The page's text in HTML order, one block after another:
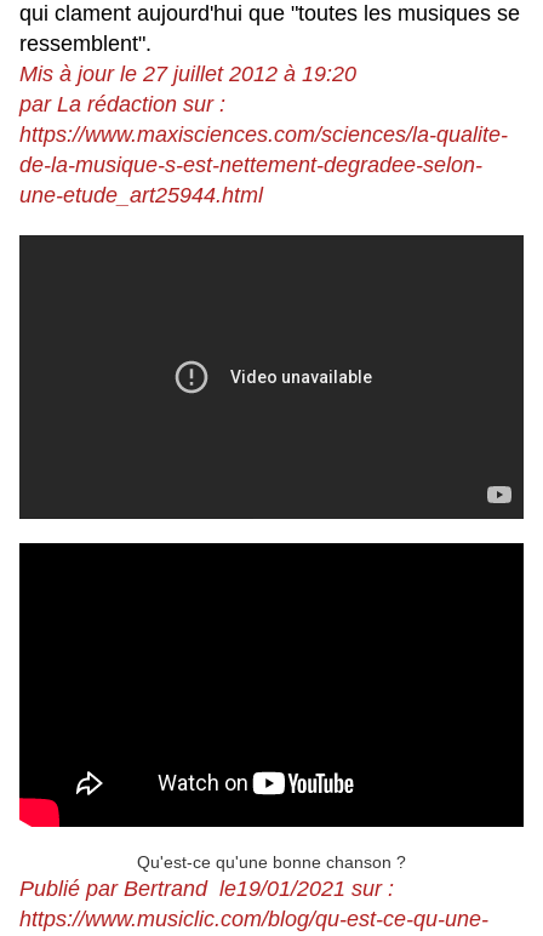
qui clament aujourd'hui que "toutes les musiques se
ressemblent".
Mis à jour le 27 juillet 2012 à 19:20
par La rédaction sur :
https://www.maxisciences.com/sciences/la-qualite-
de-la-musique-s-est-nettement-degradee-selon-
une-etude_art25944.html
Qu'est-ce qu'une bonne chanson ?
Publié par Bertrand le19/01/2021 sur :
https://www.musiclic.com/blog/qu-est-ce-qu-une-